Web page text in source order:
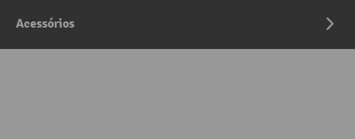
Acessórios